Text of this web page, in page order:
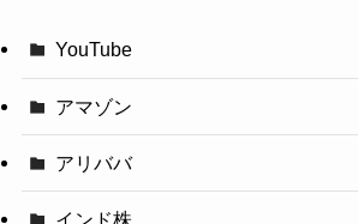
YouTube
アマゾン
アリババ
インド株